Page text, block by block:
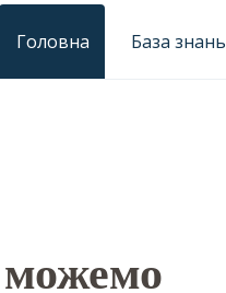
Головна База знань